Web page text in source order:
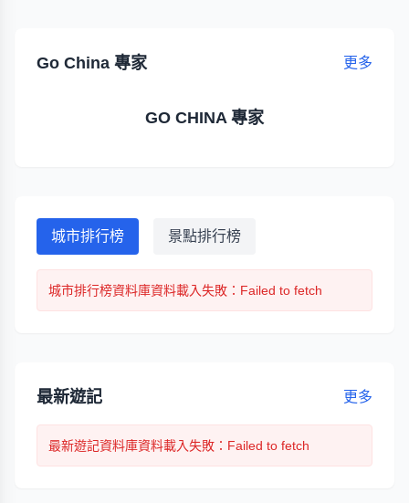
Go China 專家 更多
GO CHINA 專家
城市排行榜 景點排行榜
城市排行榜資料庫資料載入失敗 ：Failed to fetch
最新遊記 更多
最新遊記資料庫資料載入失敗 ：Failed to fetch